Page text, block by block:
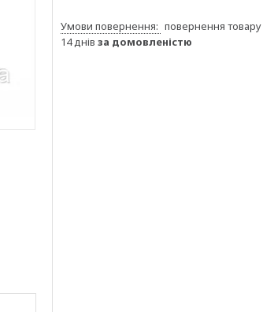
повернення
14 днів за домовленістю